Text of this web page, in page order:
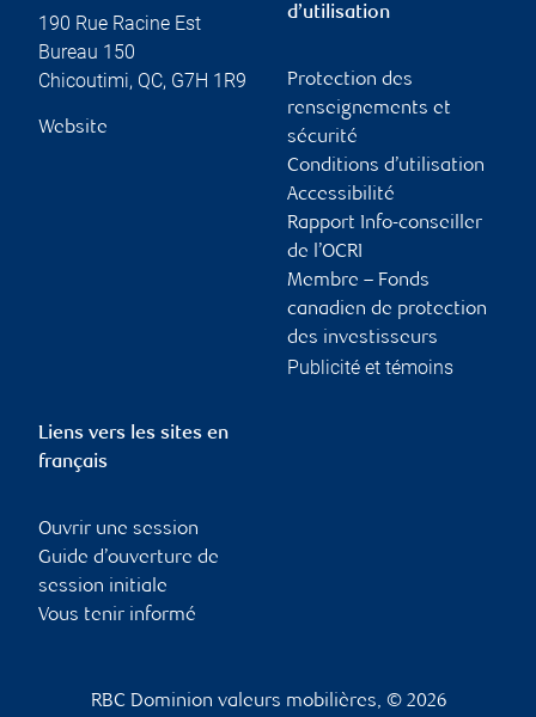
190 Rue Racine Est
Bureau 150
Chicoutimi, QC, G7H 1R9
Website
d’utilisation
Protection des
renseignements et
sécurité
Conditions d’utilisation
Accessibilité
Rapport Info-conseiller
de l’OCRI
Membre – Fonds
canadien de protection
des investisseurs
Publicité et témoins
Liens vers les sites en
français
Ouvrir une session
Guide d’ouverture de
session initiale
Vous tenir informé
RBC Dominion valeurs mobilières, © 2026